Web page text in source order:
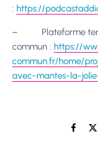
: https://
– Plateforme
commun : https://
commun.fr/home/
avec-mantes-la-